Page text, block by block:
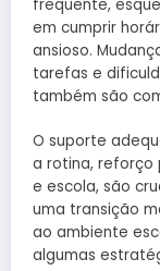
frequente,
em cumprir
ansioso.
tarefas e
também são
O suporte
a rotina, reforço
e escola, são
uma transição
ao ambiente
algumas